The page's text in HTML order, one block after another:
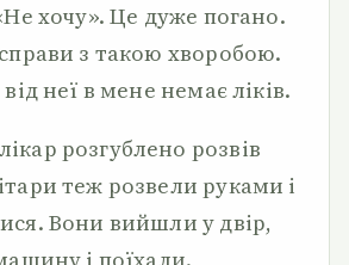
хочу». Це дуже погано.
з такою хворобою.
неї в мене немає лі­ків.
розгублено розвів
теж розвели руками і
Вони вийшли у двір,